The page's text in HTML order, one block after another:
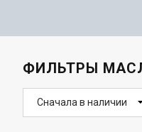
ФИЛЬТРЫ
Сначала в наличии